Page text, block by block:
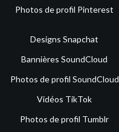
Photos de profil Pinterest
Designs Snapchat
Bannières SoundCloud
Photos de profil SoundCloud
Vidéos TikTok
Photos de profil Tumblr